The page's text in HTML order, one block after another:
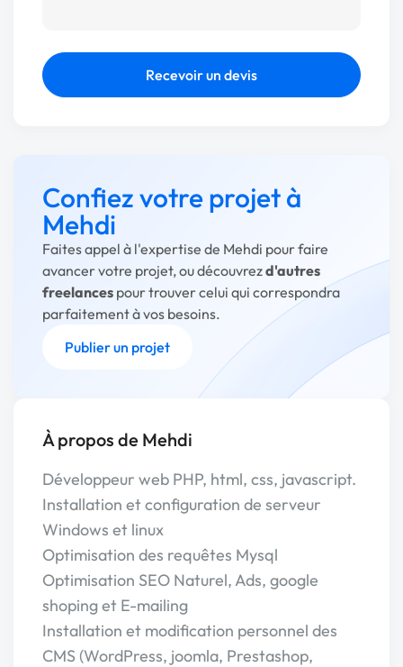
Recevoir un devis
Confiez votre projet à
Mehdi
Faites appel à l'expertise de Mehdi pour faire
avancer votre projet, ou découvrezd'autres
freelances pour trouver celui qui correspondra
parfaitement à vos besoins.
Publier un projet
À propos de Mehdi
Développeur web PHP, html, css, javascript.
Installation et configuration de serveur
Windows et linux
Optimisation des requêtes Mysql
Optimisation SEO Naturel, Ads, google
shoping et E-mailing
Installation et modification personnel des
CMS (WordPress, joomla, Prestashop,